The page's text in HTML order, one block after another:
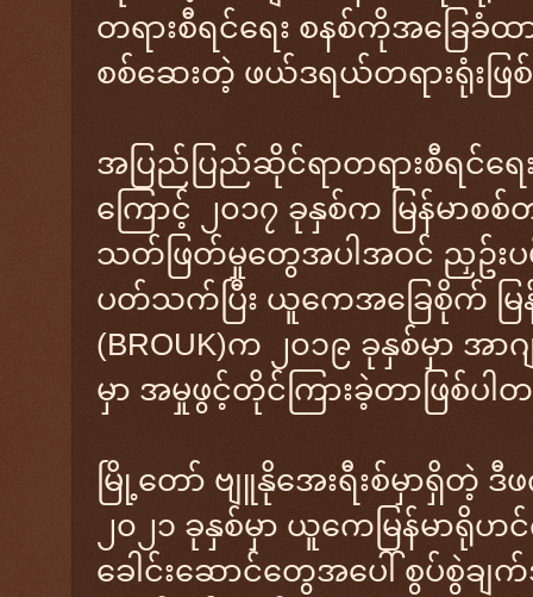
တရားစီရင်ရေး စနစ်ကိုအခြေခံထ
စစ်ဆေးတဲ့ ဖယ်ဒရယ်တရားရုံးဖြ
အပြည်ပြည်ဆိုင်ရာတရားစီရင်ရ
ကြောင့် ၂၀၁၇ ခုနှစ်က မြန်မာစ
သတ်ဖြတ်မှုတွေအပါအဝင် ညှဥ်း
ပတ်သက်ပြီး ယူကေအခြေစိုက် မြ
(BROUK)က ၂၀၁၉ ခုနှစ်မှာ အာ
မှာ အမှုဖွင့်တိုင်ကြားခဲ့တာဖြစ်ပါ
မြို့တော် ဗျူနိုအေးရီးစ်မှာရှိတဲ့
၂၀၂၁ ခုနှစ်မှာ ယူကေမြန်မာရိုဟင်
ခေါင်းဆောင်တွေအပေါ် စွပ်စွဲချ